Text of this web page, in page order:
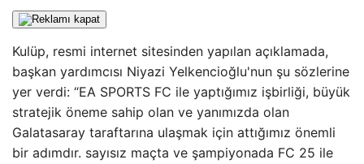
Kulüp, resmi internet sitesinden yapılan açıklamada,
başkan yardımcısı Niyazi Yelkencioğlu'nun şu sözlerine
yer verdi: “EA SPORTS FC ile yaptığımız işbirliği, büyük
stratejik öneme sahip olan ve yanımızda olan
Galatasaray taraftarına ulaşmak için attığımız önemli
bir adımdır. sayısız maçta ve şampiyonada FC 25 ile